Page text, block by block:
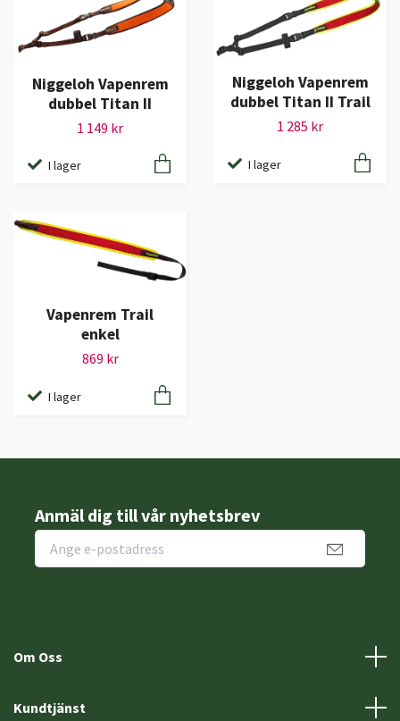
Niggeloh Vapenrem
dubbel Titan II
1 149 kr
I lager
Niggeloh Vapenrem
dubbel Titan II Trail
1 285 kr
I lager
Vapenrem Trail
enkel
869 kr
I lager
Anmäl dig till vår nyhetsbrev
Om Oss
Kundtjänst